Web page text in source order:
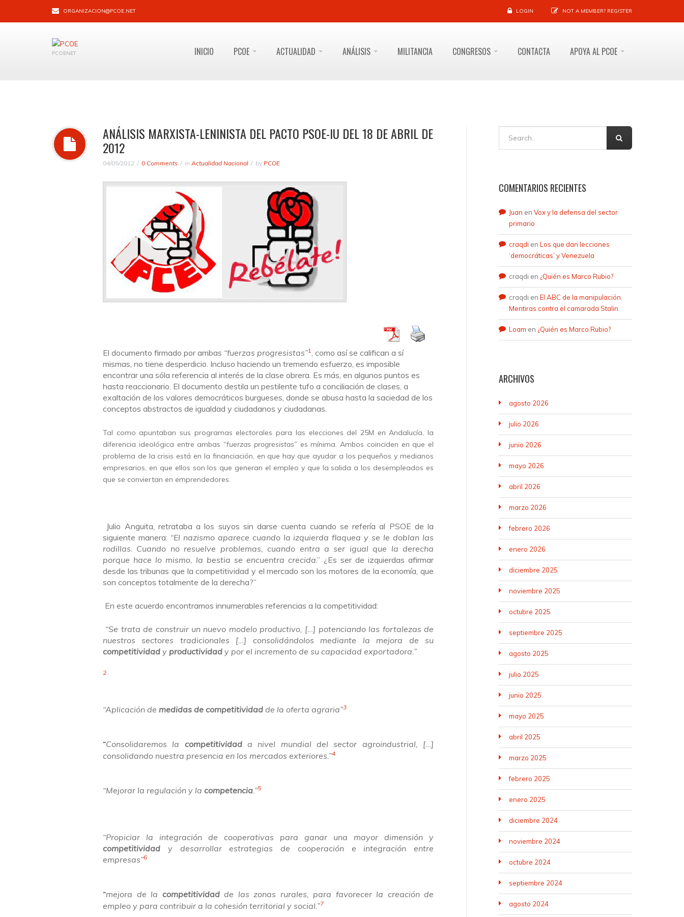
ORGANIZACION@PCOE.NET LOGIN NOT A MEMBER? REGISTER
PCOENET INICIO PCOE ACTUALIDAD ANÁLISIS MILITANCIA CONGRESOS CONTACTA APOYA AL PCOE
ANÁLISIS MARXISTA-LENINISTA DEL PACTO PSOE-IU DEL 18 DE ABRIL DE
2012
04/05/2012 0 Comments in Actualidad Nacional by PCOE
El documento firmado por ambas “fuerzas progresistas”1, como así se califican a sí
mismas, no tiene desperdicio. Incluso haciendo un tremendo esfuerzo, es imposible
encontrar una sóla referencia al interés de la clase obrera. Es más, en algunos puntos es
hasta reaccionario. El documento destila un pestilente tufo a conciliación de clases, a
exaltación de los valores democráticos burgueses, donde se abusa hasta la saciedad de los
conceptos abstractos de igualdad y ciudadanos y ciudadanas.
Tal como apuntaban sus programas electorales para las elecciones del 25M en Andalucía, la
diferencia ideológica entre ambas “fuerzas progresistas” es mínima. Ambos coinciden en que el
problema de la crisis está en la financiación, en que hay que ayudar a los pequeños y medianos
empresarios, en que ellos son los que generan el empleo y que la salida a los desempleados es
que se conviertan en emprendedores.
Julio Anguita, retrataba a los suyos sin darse cuenta cuando se refería al PSOE de la
siguiente manera: “El nazismo aparece cuando la izquierda flaquea y se le doblan las
rodillas. Cuando no resuelve problemas, cuando entra a ser igual que la derecha
porque hace lo mismo, la bestia se encuentra crecida.” ¿Es ser de izquierdas afirmar
desde las tribunas que la competitividad y el mercado son los motores de la economía, que
son conceptos totalmente de la derecha?”
En este acuerdo encontramos innumerables referencias a la competitividad:
“Se trata de construir un nuevo modelo productivo, […] potenciando las fortalezas de
nuestros sectores tradicionales […] consolidándolos mediante la mejora de su
competitividad y productividad y por el incremento de su capacidad exportadora.”
2
“Aplicación de medidas de competitividad de la oferta agraria”3
“Consolidaremos la competitividada nivel mundial del sector agroindustrial, […]
consolidando nuestra presencia en los mercados exteriores.”4
“Mejorar la regulación y la competencia.”5
“Propiciar la integración de cooperativas para ganar una mayor dimensión y
competitividad y desarrollar estrategias de cooperación e integración entre
empresas”6
“mejora de la competitividad de las zonas rurales, para favorecer la creación de
empleo y para contribuir a la cohesión territorial y social.”7
COMENTARIOS RECIENTES
Juan en Vox y la defensa del sector
primario
craqdi en Los que dan lecciones
‘democráticas’ y Venezuela
craqdi en ¿Quién es Marco Rubio?
craqdi en El ABC de la manipulación.
Mentiras contra el camarada Stalin
Loam en ¿Quién es Marco Rubio?
ARCHIVOS
agosto 2026
julio 2026
junio 2026
mayo 2026
abril 2026
marzo 2026
febrero 2026
enero 2026
diciembre 2025
noviembre 2025
octubre 2025
septiembre 2025
agosto 2025
julio 2025
junio 2025
mayo 2025
abril 2025
marzo 2025
febrero 2025
enero 2025
diciembre 2024
noviembre 2024
octubre 2024
septiembre 2024
agosto 2024